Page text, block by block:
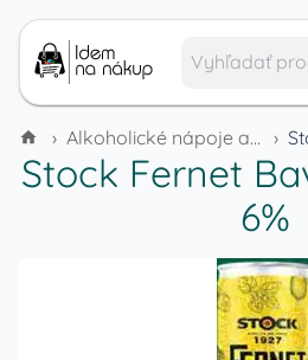
› Alkoholické nápoje a tabak ›
Stock Fernet
6%